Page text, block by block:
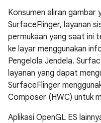
Konsumen aliran gambar
SurfaceFlinger, layanan
permukaan yang saat ini
ke layar menggunakan
Pengelola Jendela.
layanan yang dapat
SurfaceFlinger
Composer (HWC) untuk
Aplikasi OpenGL ES